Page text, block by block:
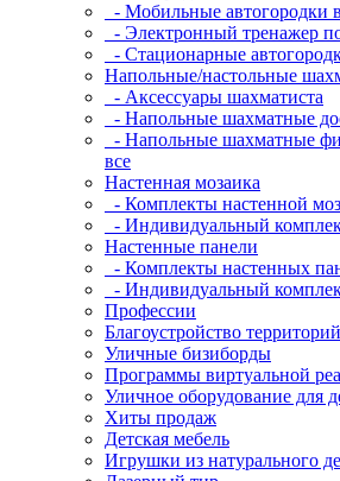
- Мобильные автогородки
- Электронный тренажер
- Стационарные
Напольные/настольные
- Аксессуары шахматиста
- Напольные шахматные
- Напольные шахматные
все
Настенная мозаика
- Комплекты настенной
- Индивидуальный
Настенные панели
- Комплекты настенных
- Индивидуальный
Профессии
Благоустройство территорий
Уличные бизиборды
Программы виртуальной
Уличное оборудование для
Хиты продаж
Детская мебель
Игрушки из натурального